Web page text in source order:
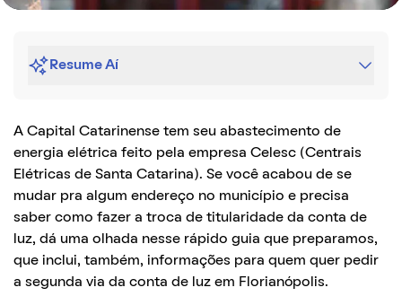
Resume Aí
A Capital Catarinense tem seu abastecimento de
energia elétrica feito pela empresa Celesc (Centrais
Elétricas de Santa Catarina). Se você acabou de se
mudar pra algum endereço no município e precisa
saber como fazer a troca de titularidade da conta de
luz, dá uma olhada nesse rápido guia que preparamos,
que inclui, também, informações para quem quer pedir
a segunda via da conta de luz em Florianópolis.